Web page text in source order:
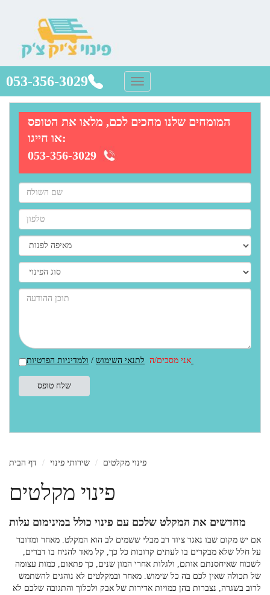
053-356-3029
המומחים שלנו מחכים לכם, מלאו את הטופס
או חייגו:
053-356-3029
אני מסכים/ה לתנאי השימוש /
דף הבית שירותי פינוי פינוי מקלטים
פינוי מקלטים
מחדשים את המקלט שלכם עם פינוי כולל במינימום עלות
אם יש מקום שבו נאגר ציוד רב מבלי ששמים לב הוא המקלט. מאחר ומדובר
על חלל שלא מבקרים בו לעתים קרובות כל כך, קל מאד להניח בו דברים,
לשכוח שאיחסנתם אותם, ולגלות אחרי המון שנים, כך פתאום, כמות עצומה
של תכולה שאין לכם בה כל שימוש. מאחר ובמקלטים לא נוהגים להשתמש
לרוב בשגרה, נצברות בהן כמויות אדירות של אבק ולכלוך והתגובה שלכם לא